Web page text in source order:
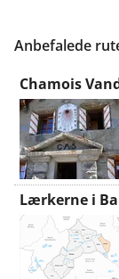
Anbefalede
Chamois
Lærkerne i